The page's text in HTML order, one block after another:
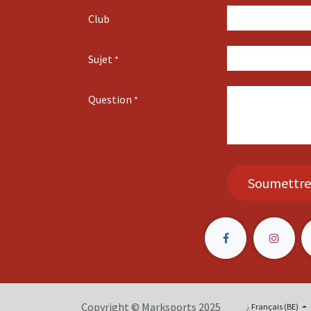
Club
Sujet *
Question *
Soumettre
Copyright © Marksports 2025 Français (BE)